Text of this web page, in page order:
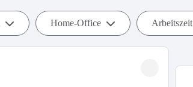
Home-Office Arbeitszeit